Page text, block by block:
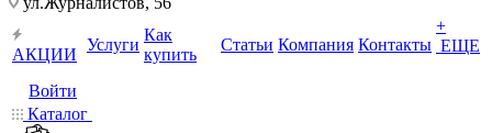
АКЦИИ
Услуги
Как
купить
Статьи Компания Контакты
+
ЕЩЕ
Войти
Каталог